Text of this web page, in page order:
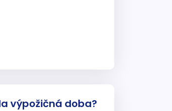
výpožičná doba?